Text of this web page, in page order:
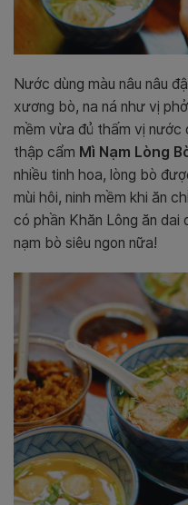
Nước dùng màu nâu nâu
xương bò, na ná như vị
mềm vừa đủ thấm vị nước
thập cẩm Mì Nạm Lòng
nhiều tinh hoa, lòng bò
mùi hôi, ninh mềm khi ăn
có phần Khăn Lông ăn dai
nạm bò siêu ngon nữa!